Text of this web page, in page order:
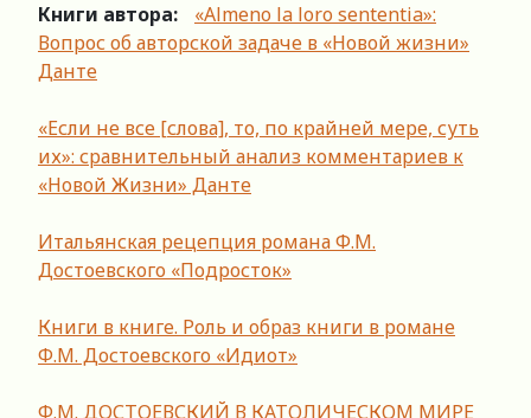
Книги автора:
«Almeno la loro sententia»:
Вопрос об авторской задаче в «Новой жизни»
Данте
«Если не все [слова], то, по крайней мере, суть
их»: сравнительный анализ комментариев к
«Новой Жизни» Данте
Итальянская рецепция романа Ф.М.
Достоевского «Подросток»
Книги в книге. Роль и образ книги в романе
Ф.М. Достоевского «Идиот»
Ф.М. ДОСТОЕВСКИЙ В КАТОЛИЧЕСКОМ МИРЕ